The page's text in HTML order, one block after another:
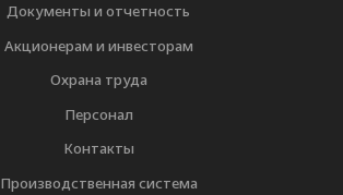
Документы и отчетность
Акционерам и инвесторам
Охрана труда
Персонал
Контакты
Производственная система